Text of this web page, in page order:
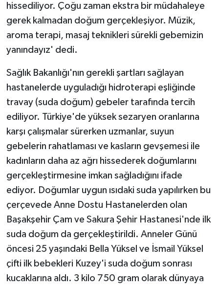
hissediliyor. Çoğu zaman ekstra bir müdahaleye
gerek kalmadan doğum gerçekleşiyor. Müzik,
aroma terapi, masaj teknikleri sürekli gebemizin
yanındayız' dedi.
Sağlık Bakanlığı'nın gerekli şartları sağlayan
hastanelerde uyguladığı hidroterapi eşliğinde
travay (suda doğum) gebeler tarafında tercih
ediliyor. Türkiye'de yüksek sezaryen oranlarına
karşı çalışmalar sürerken uzmanlar, suyun
gebelerin rahatlaması ve kasların gevşemesi ile
kadınların daha az ağrı hissederek doğumlarını
gerçekleştirmesine imkan sağladığını ifade
ediyor. Doğumlar uygun ısıdaki suda yapılırken bu
çerçevede Anne Dostu Hastanelerden olan
Başakşehir Çam ve Sakura Şehir Hastanesi'nde ilk
suda doğum da gerçekleştirildi. Anneler Günü
öncesi 25 yaşındaki Bella Yüksel ve İsmail Yüksel
çifti ilk bebekleri Kuzey'i suda doğum sonrası
kucaklarına aldı. 3 kilo 750 gram olarak dünyaya